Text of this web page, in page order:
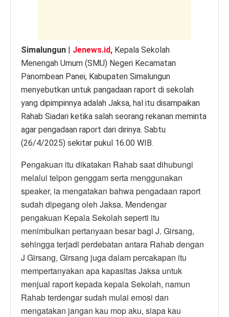
Simalungun | Jenews.id, Kepala Sekolah
Menengah Umum (SMU) Negeri Kecamatan
Panombean Panei, Kabupaten Simalungun
menyebutkan untuk pangadaan raport di sekolah
yang dipimpinnya adalah Jaksa, hal itu disampaikan
Rahab Siadari ketika salah seorang rekanan meminta
agar pengadaan raport dari dirinya. Sabtu
(26/4/2025) sekitar pukul 16.00 WIB.
Pengakuan itu dikatakan Rahab saat dihubungi
melalui telpon genggam serta menggunakan
speaker, ia mengatakan bahwa pengadaan raport
sudah dipegang oleh Jaksa. Mendengar
pengakuan Kepala Sekolah seperti itu
menimbulkan pertanyaan besar bagi J. Girsang,
sehingga terjadi perdebatan antara Rahab dengan
J Girsang, Girsang juga dalam percakapan itu
mempertanyakan apa kapasitas Jaksa untuk
menjual raport kepada kepala Sekolah, namun
Rahab terdengar sudah mulai emosi dan
mengatakan jangan kau mop aku, siapa kau